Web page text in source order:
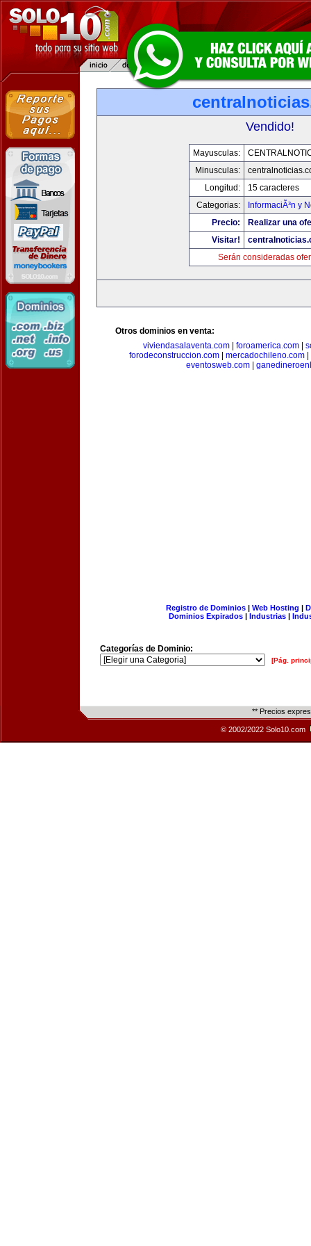
Vendido!
Mayusculas:
Minusculas:
Longitud:
15 caracteres
Categorias:
InformaciÃ³n y
Precio:
Realizar una
Visitar!
Serán consideradas
Otros dominios en venta:
viviendasalaventa.com| foroamerica.com|
forodeconstruccion.com
mercadochileno.com
eventosweb.com|
Registro de Dominios| Web Hosting |
Dominios Expirados | Industrias |
Categorías de Dominio:
[Pág.
** Precios
© 2002/2022 Solo10.com